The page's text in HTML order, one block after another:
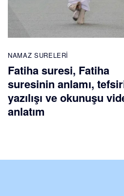
NAMAZ SURELERI
Fatiha suresi, Fatiha
suresinin anlamı,
yazılışı ve okunuşu
anlatım